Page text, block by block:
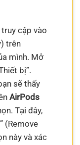
cập vào
trên
mình. Mở
bị”.
sẽ thấy
AirPods
Tại đây,
(Remove
này và xác